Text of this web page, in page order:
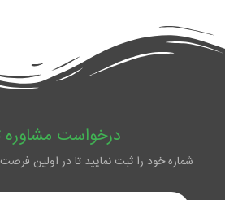
درخواست مشاوره
شماره خود را ثبت نمایید تا در اولین